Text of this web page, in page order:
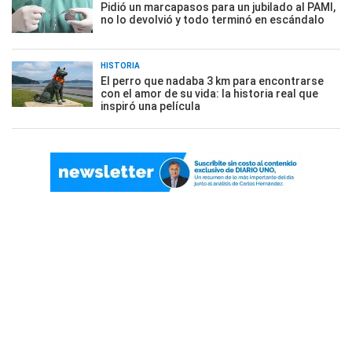
Pidió un marcapasos para un jubilado al PAMI,
no lo devolvió y todo terminó en escándalo
HISTORIA
El perro que nadaba 3 km para encontrarse
con el amor de su vida: la historia real que
inspiró una película